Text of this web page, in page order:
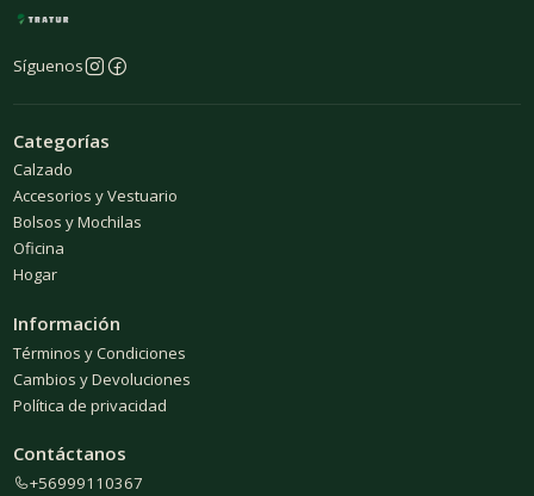
Síguenos
Categorías
Calzado
Accesorios y Vestuario
Bolsos y Mochilas
Oficina
Hogar
Información
Términos y Condiciones
Cambios y Devoluciones
Política de privacidad
Contáctanos
+56999110367